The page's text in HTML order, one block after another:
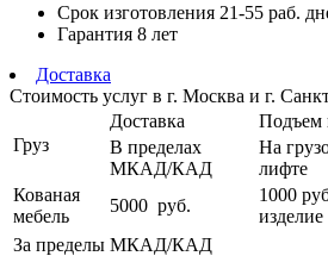
Срок изготовления 21-55 раб.
Гарантия 8 лет
Доставка
Стоимость услуг в г. Москва и г.
Груз
Доставка
Подъем
В пределах
МКАД/КАД
На
лифте
Кованая
мебель
5000 руб.
1000
изделие
За пределы МКАД/КАД